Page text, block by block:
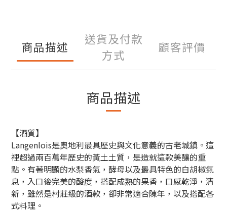
商品描述
送貨及付款
方式
顧客評價
商品描述
【酒質】
Langenlois是奧地利最具歷史與文化意義的古老城鎮。這
裡超過兩百萬年歷史的黃土土質，是造就這款美釀的重
點。有著明顯的水梨香氣，酵母以及最具特色的白胡椒氣
息，入口後完美的酸度，搭配成熟的果香，口感乾淨，清
新，雖然是村莊級的酒款，卻非常適合陳年，以及搭配各
式料理。